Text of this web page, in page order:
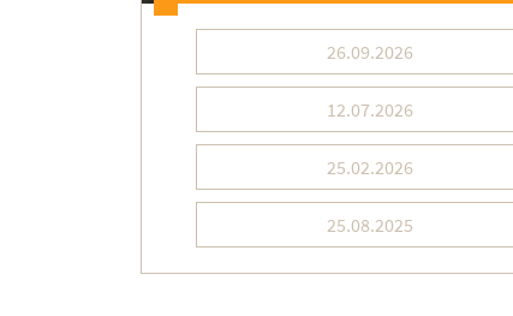
26.09.2026
12.07.2026
25.02.2026
25.08.2025